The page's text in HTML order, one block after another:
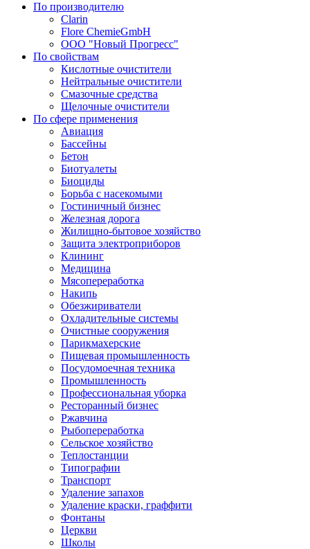
По производителю
Clarin
Flore ChemieGmbH
ООО "Новый Прогресс"
По свойствам
Кислотные очистители
Нейтральные очистители
Смазочные средства
Щелочные очистители
По сфере применения
Авиация
Бассейны
Бетон
Биотуалеты
Биоциды
Борьба с насекомыми
Гостиничный бизнес
Железная дорога
Жилищно-бытовое хозяйство
Защита электроприборов
Клининг
Медицина
Мясопереработка
Накипь
Обезжириватели
Охладительные системы
Очистные сооружения
Парикмахерские
Пищевая промышленность
Посудомоечная техника
Промышленность
Профессиональная уборка
Ресторанный бизнес
Ржавчина
Рыбопереработка
Сельское хозяйство
Теплостанции
Типографии
Транспорт
Удаление запахов
Удаление краски, граффити
Фонтаны
Церкви
Школы